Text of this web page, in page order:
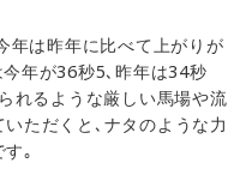
年は昨年に比べて上がりが
年が36秒5､昨年は34秒
れるような厳しい馬場や流
ただくと､ナタのような力
｡